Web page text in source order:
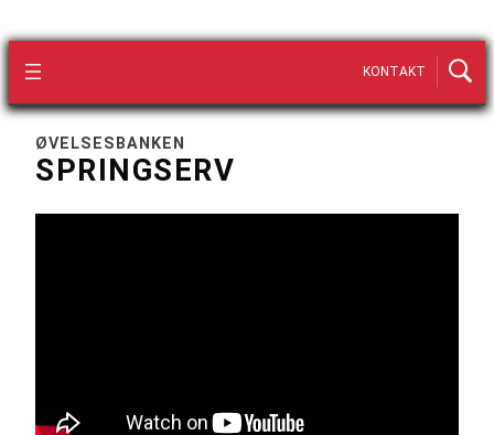
KONTAKT
ØVELSESBANKEN
SPRINGSERV